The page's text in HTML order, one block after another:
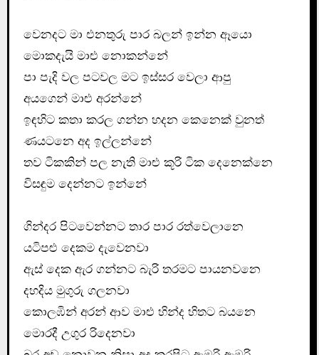
වෙනදට මා එනතුරු පාර බලන් ඉන්න ඈයො
මොකදැයි මාළු නොකන්නේ
පා පැදි වල පටවල මට ඉස්සර වෙලා ආපු
අයගෙන් මාළු අරන්නේ
ඉඳහිට කතා කරල ගන්න හදන කෙනෙක් වුනත්
ණයටනෙ අද ඉල්ලන්නේ
තව ටිකකින් පල නැති මාළු කූරි ටික දෙනෙක්නෙ
විසඳුම දෙන්නට ඉන්නේ
ගින්දර පිටවෙන්නට තාර පාර රත්වෙලානෙ
යටිපළු දෙකම දැවෙනවා
ඇස් දෙක ඇර ගන්නට බැරි තරමට පායනවනෙ
දහදිය මුගුරු ගලනවා
කොලඹින් අරන් ආව මාළු හින්ද හිතට බයනෙ
මොරදී උගුර රිදෙනවා